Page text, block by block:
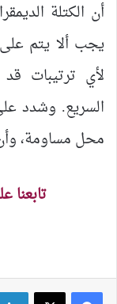
أن الكتلة
يجب ألا يتم
لأي ترتيبات
السريع. وشدد
محل مساومة،
تابعنا